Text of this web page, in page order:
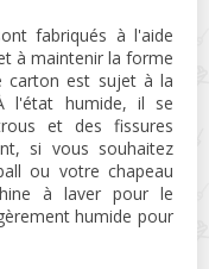
fabriqués à l'aide
à maintenir la forme
carton est sujet à la
l'état humide, il se
et des fissures
si vous souhaitez
ou votre chapeau
à laver pour le
humide pour